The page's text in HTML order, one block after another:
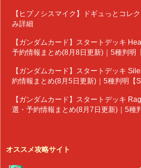
【ヒプノシスマイク】ドギュっとコレ
み詳細
【ガンダムカード】スタートデッキ
予約情報まとめ(8月8日更新)｜5種判明
【ガンダムカード】スタートデッキ
約情報まとめ(8月5日更新)｜5種判明【
【ガンダムカード】スタートデッキ
選・予約情報まとめ(8月7日更新)｜5種
オススメ攻略サイト